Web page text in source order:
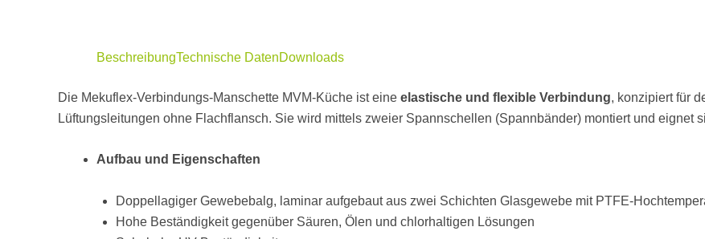
BeschreibungTechnische DatenDownloads
Die Mekuflex-Verbindungs-Manschette MVM-Küche ist eine elastische und flexible Verbindung, konzipiert für
Lüftungsleitungen ohne Flachflansch. Sie wird mittels zweier Spannschellen (Spannbänder) montiert und eignet
Aufbau und Eigenschaften
Doppellagiger Gewebebalg, laminar aufgebaut aus zwei Schichten Glasgewebe mit PTFE-
Hohe Beständigkeit gegenüber Säuren, Ölen und chlorhaltigen Lösungen